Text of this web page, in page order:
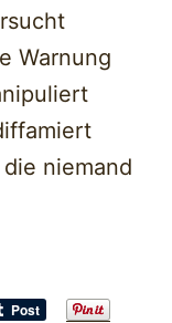
Warnung
niemand